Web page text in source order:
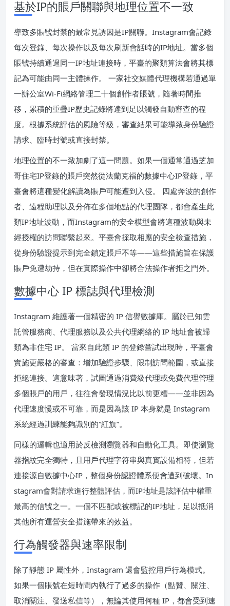
基於IP的賬戶關聯與地理位置不一致
導致多賬號封禁的最常見誘因是IP關聯。Instagram會記錄
每次登錄、每次操作以及每次刷新會話時的IP地址。當多個
賬號持續通過同一IP地址連接時，平臺的聚類算法會將其標
記為可能由同一主體操作。 一家社交媒體代理機構若通過單
一辦公室Wi-Fi網絡管理二十個創作者賬號，隨著時間推
移，累積的重疊IP歷史記錄將達到足以觸發自動審查的程
度。根據系統評估的風險等級，審查結果可能導致身份驗證
請求、臨時封號或直接封禁。
地理位置的不一致加劇了這一問題。如果一個通常通過芝加
哥住宅IP登錄的賬戶突然從法蘭克福的數據中心IP登錄，平
臺會將這種變化解讀為賬戶可能遭到入侵。 四處奔波的創作
者、遠程助理以及分佈在多個地點的代理團隊，都會產生此
類IP地址波動，而Instagram的安全模型會將這種波動與未
經授權的訪問聯繫起來。平臺會採取相應的安全檢查措施，
從身份驗證提示到完全鎖定賬戶不等——這些措施旨在保護
賬戶免遭劫持，但在實際操作中卻將合法操作者拒之門外。
數據中心 IP 標誌與代理檢測
Instagram 維護著一個精密的 IP 信譽數據庫。屬於已知雲
託管服務商、代理服務以及公共代理網絡的 IP 地址會被歸
類為非住宅 IP。 當來自此類 IP 的登錄嘗試出現時，平臺會
實施更嚴格的審查：增加驗證步驟、限制訪問範圍，或直接
拒絕連接。這意味著，試圖通過消費級代理或免費代理管理
多個賬戶的用戶，往往會發現情況比以前更糟——並非因為
代理速度慢或不可靠，而是因為該 IP 本身就是 Instagram
系統經過訓練能夠識別的“紅旗”。
同樣的邏輯也適用於反檢測瀏覽器和自動化工具。即使瀏覽
器指紋完全獨特，且用戶代理字符串與真實設備相符，但若
連接源自數據中心IP，整個身份認證體系便會遭到破壞。In
stagram會對請求進行整體評估，而IP地址是該評估中權重
最高的信號之一。一個不匹配或被標記的IP地址，足以抵消
其他所有運營安全措施帶來的效益。
行為觸發器與速率限制
除了靜態 IP 屬性外，Instagram 還會監控用戶行為模式。
如果一個賬號在短時間內執行了過多的操作（點贊、關注、
取消關注、發送私信等），無論其使用何種 IP，都會受到速